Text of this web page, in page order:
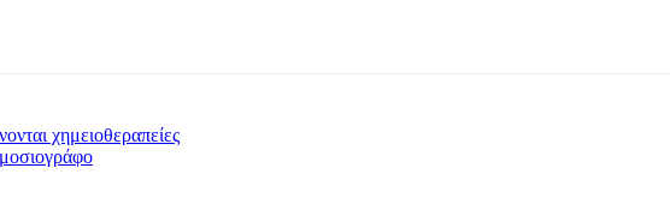
χημειοθεραπείες